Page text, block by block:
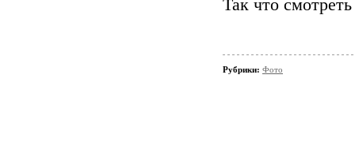
Так что
Рубрики: Фото